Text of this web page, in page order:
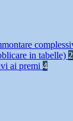
in tabelle) 2
ai premi 4